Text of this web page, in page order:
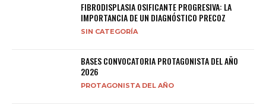
FIBRODISPLASIA OSIFICANTE PROGRESIVA: LA
IMPORTANCIA DE UN DIAGNÓSTICO PRECOZ
SIN CATEGORÍA
BASES CONVOCATORIA PROTAGONISTA DEL AÑO
2026
PROTAGONISTA DEL AÑO